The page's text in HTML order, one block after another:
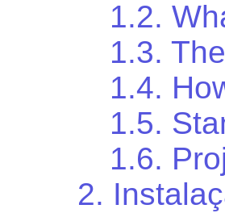
1.2.
1.3.
1.4.
1.5.
1.6.
2.